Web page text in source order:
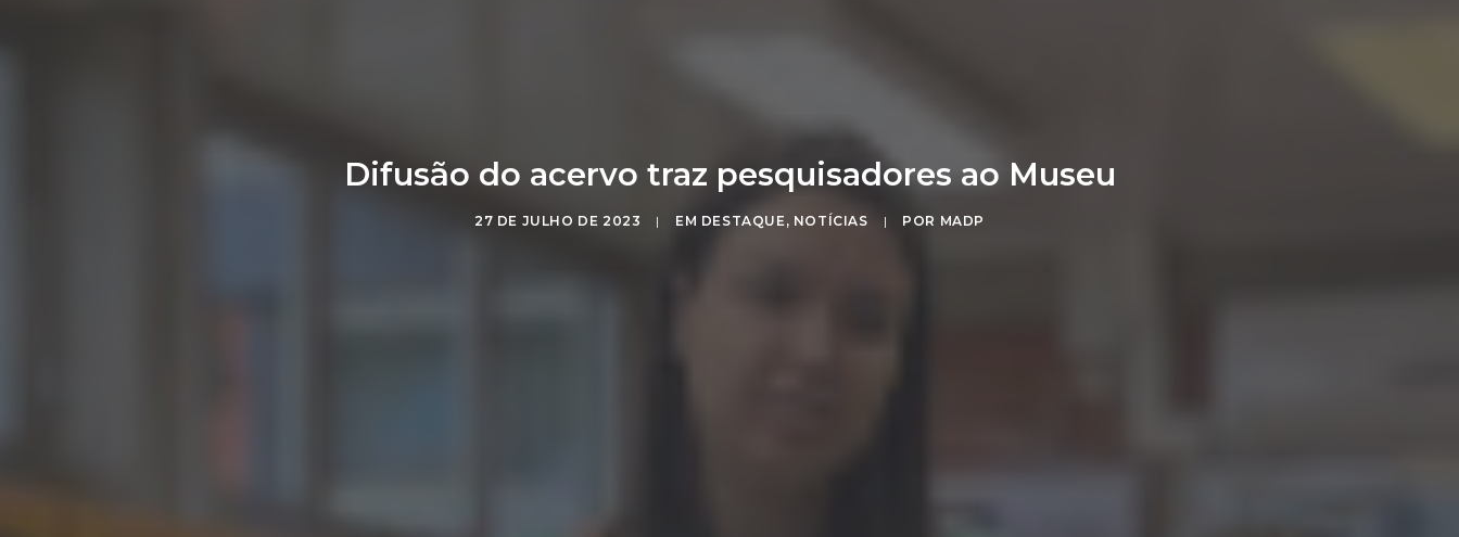
Difusão do acervo traz pesquisadores ao Museu
27 DE JULHO DE 2023 | EM DESTAQUE, NOTÍCIAS | POR MADP